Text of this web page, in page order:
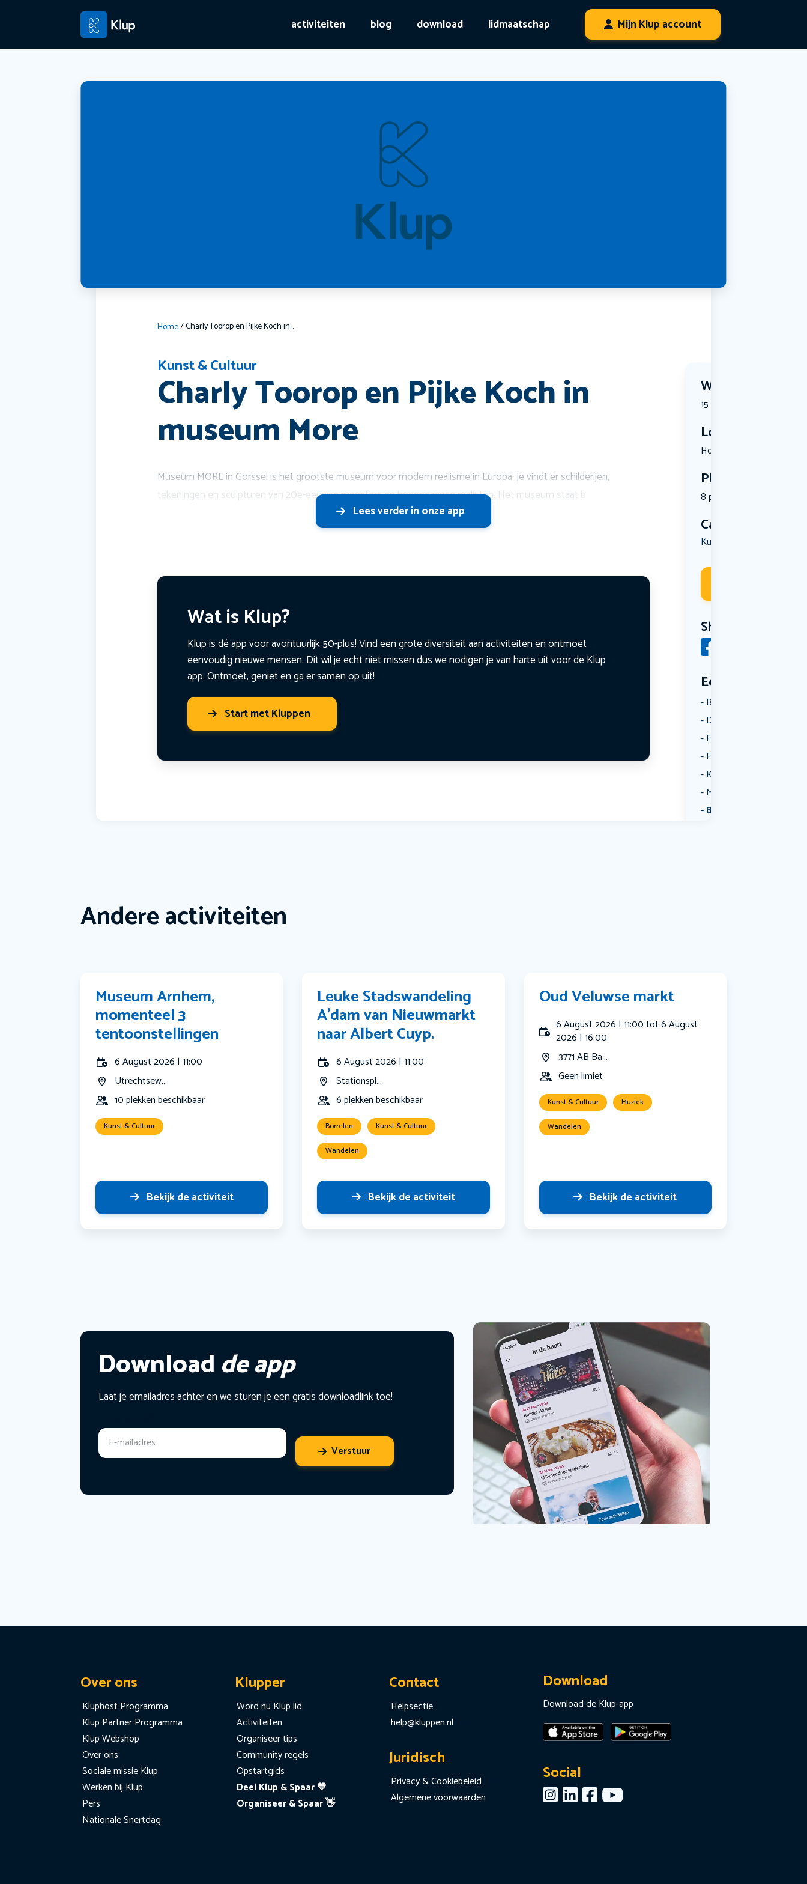
activiteiten blog download lidmaatschap Mijn Klup account
Home/ Charly Toorop en Pijke Koch in museum More
Kunst & Cultuur
Charly Toorop en Pijke Koch in
museum More
Wanneer?
15 August 2026 | 12:00
Locatie
Hoofdstraa...
Plekken
8 plekken beschikbaar
Categorie
Kunst & Cultuur
Share
Een aantal
Borrelen
Dansen
Fietsen
Film
Kunst & Cultuur
Muziek
Bekijk alle categorieën
Museum MORE in Gorssel is het grootste museum voor modern realisme in Europa. Je vindt er schilderijen,
tekeningen en sculpturen van 20e-eeuwse meesters en hedendaagse realisten. Het museum staat b
Lees verder in onze app
Wat is Klup?
Klup is dé app voor avontuurlijk 50-plus! Vind een grote diversiteit aan activiteiten en ontmoet
eenvoudig nieuwe mensen. Dit wil je echt niet missen dus we nodigen je van harte uit voor de Klup
app. Ontmoet, geniet en ga er samen op uit!
Start met Kluppen
Andere activiteiten
Museum Arnhem,
momenteel 3
tentoonstellingen
6 August 2026 | 11:00
Utrechtsew...
10 plekken beschikbaar
Kunst & Cultuur
Bekijk de activiteit
Leuke Stadswandeling
A’dam van Nieuwmarkt
naar Albert Cuyp.
6 August 2026 | 11:00
Stationspl...
6 plekken beschikbaar
Borrelen Kunst & Cultuur
Wandelen
Bekijk de activiteit
Oud Veluwse markt
6 August 2026 | 11:00 tot 6 August
2026 | 16:00
3771 AB Ba...
Geen limiet
Kunst & Cultuur Muziek
Wandelen
Bekijk de activiteit
Download de app
Laat je emailadres achter en we sturen je een gratis downloadlink toe!
Verstuur
Over ons
Kluphost Programma
Klup Partner Programma
Klup Webshop
Over ons
Sociale missie Klup
Werken bij Klup
Pers
Nationale Snertdag
Klupper
Word nu Klup lid
Activiteiten
Organiseer tips
Community regels
Opstartgids
Deel Klup & Spaar 💙
Organiseer & Spaar 👋
Contact
Helpsectie
help@kluppen.nl
Juridisch
Privacy & Cookiebeleid
Algemene voorwaarden
Download
Download de Klup-app
Social